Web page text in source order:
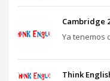
Cambridge
Ya tenemos
Think